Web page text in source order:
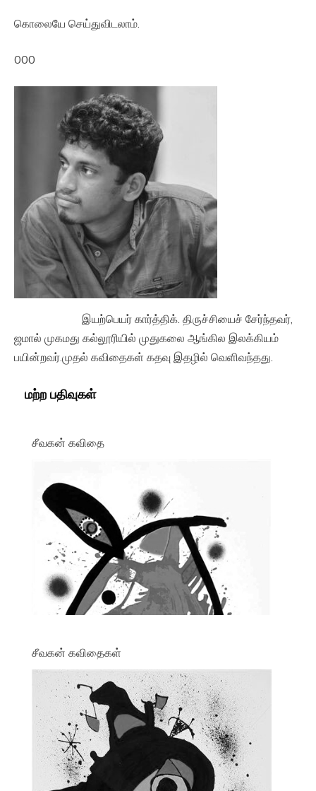
கொலையே செய்துவிடலாம்.
000
இயற்பெயர் கார்த்திக். திருச்சியைச் சேர்ந்தவர்,
ஜமால் முகமது கல்லூரியில் முதுகலை ஆங்கில இலக்கியம்
பயின்றவர்.முதல் கவிதைகள் கதவு இதழில் வெளிவந்தது.
மற்ற பதிவுகள்
சீவகன் கவிதை
சீவகன் கவிதைகள்